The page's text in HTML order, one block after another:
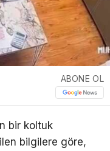
ABONE OL
bir koltuk
bilgilere göre,